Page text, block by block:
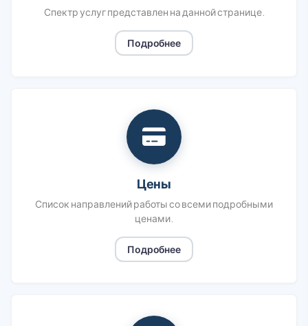
Спектр услуг представлен на данной странице.
Подробнее
Цены
Список направлений работы со всеми подробными
ценами.
Подробнее